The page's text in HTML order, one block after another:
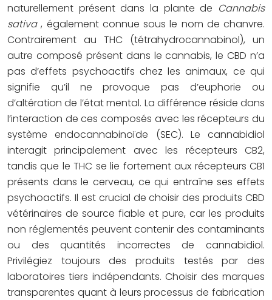
naturellement présent dans la plante de Cannabis
sativa, également connue sous le nom de chanvre.
Contrairement au THC (tétrahydrocannabinol), un
autre composé présent dans le cannabis, le CBD n’a
pas d’effets psychoactifs chez les animaux, ce qui
signifie qu’il ne provoque pas d’euphorie ou
d’altération de l’état mental. La différence réside dans
l’interaction de ces composés avec les récepteurs du
système endocannabinoïde (SEC). Le cannabidiol
interagit principalement avec les récepteurs CB2,
tandis que le THC se lie fortement aux récepteurs CB1
présents dans le cerveau, ce qui entraîne ses effets
psychoactifs. Il est crucial de choisir des produits CBD
vétérinaires de source fiable et pure, car les produits
non réglementés peuvent contenir des contaminants
ou des quantités incorrectes de cannabidiol.
Privilégiez toujours des produits testés par des
laboratoires tiers indépendants. Choisir des marques
transparentes quant à leurs processus de fabrication